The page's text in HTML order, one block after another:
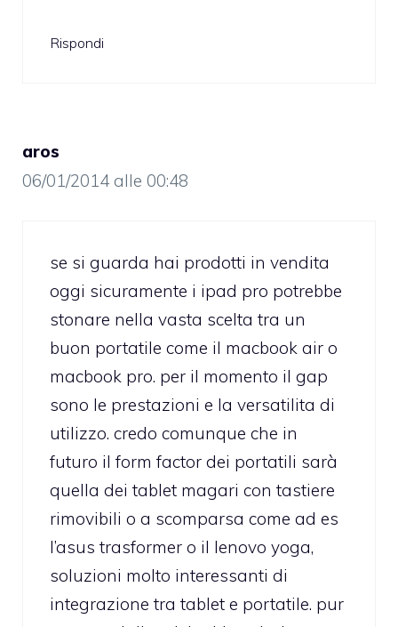
Rispondi
aros
06/01/2014 alle 00:48
se si guarda hai prodotti in vendita
oggi sicuramente i ipad pro potrebbe
stonare nella vasta scelta tra un
buon portatile come il macbook air o
macbook pro. per il momento il gap
sono le prestazioni e la versatilita di
utilizzo. credo comunque che in
futuro il form factor dei portatili sarà
quella dei tablet magari con tastiere
rimovibili o a scomparsa come ad es
l’asus trasformer o il lenovo yoga,
soluzioni molto interessanti di
integrazione tra tablet e portatile. pur